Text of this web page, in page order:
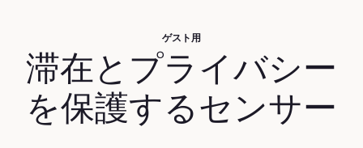
ゲスト用
滞在とプライバシー
を保護するセンサー